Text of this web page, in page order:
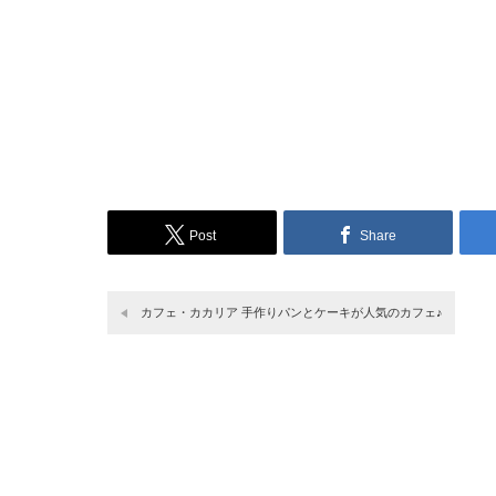
Post Share
カフェ・カカリア 手作りパンとケーキが人気のカフェ♪